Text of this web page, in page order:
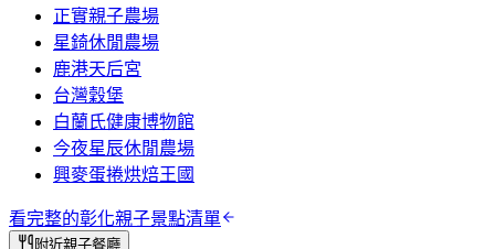
正實親子農場
星錡休閒農場
鹿港天后宮
台灣穀堡
白蘭氏健康博物館
今夜星辰休閒農場
興麥蛋捲烘焙王國
看完整的彰化親子景點清單
附近親子餐廳